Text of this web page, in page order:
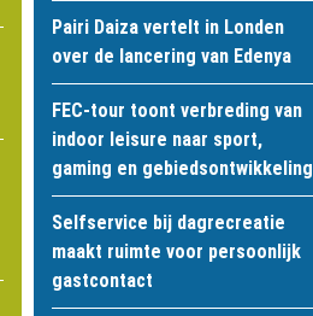
Pairi Daiza vertelt in Londen
over de lancering van Edenya
FEC-tour toont verbreding van
indoor leisure naar sport,
gaming en gebiedsontwikkeling
Selfservice bij dagrecreatie
maakt ruimte voor persoonlijk
gastcontact